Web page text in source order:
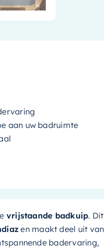
aan uw badruimte
vrijstaande badkuip. Dit
en maakt deel uit van
badervaring,